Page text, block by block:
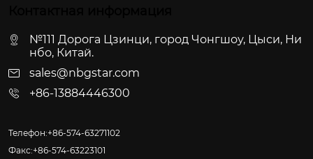
№111 Дорога Цзинци, город Чонгшоу, Цыси, Ни
нбо, Китай.
sales@nbgstar.com
+86-13884446300
Телефон:+86-574-63271102
Факс:+86-574-63223101